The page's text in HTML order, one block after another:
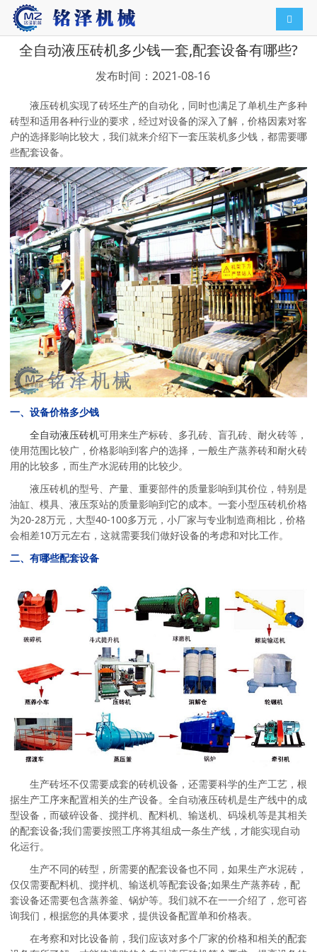
导航
全自动液压砖机多少钱一套,配套设备有哪些?
发布时间：2021-08-16
液压砖机实现了砖坯生产的自动化，同时也满足了单机生产多种
砖型和适用各种行业的要求，经过对设备的深入了解，价格因素对客
户的选择影响比较大，我们就来介绍下一套压装机多少钱，都需要哪
些配套设备。
一、设备价格多少钱
全自动液压砖机可用来生产标砖、多孔砖、盲孔砖、耐火砖等，
使用范围比较广，价格影响到客户的选择，一般生产蒸养砖和耐火砖
用的比较多，而生产水泥砖用的比较少。
液压砖机的型号、产量、重要部件的质量影响到其价位，特别是
油缸、模具、液压泵站的质量影响到它的成本。一套小型压砖机价格
为20-28万元，大型40-100多万元，小厂家与专业制造商相比，价格
会相差10万元左右，这就需要我们做好设备的考虑和对比工作。
二、有哪些配套设备
生产砖坯不仅需要成套的砖机设备，还需要科学的生产工艺，根
据生产工序来配置相关的生产设备。全自动液压砖机是生产线中的成
型设备，而破碎设备、搅拌机、配料机、输送机、码垛机等是其相关
的配套设备;我们需要按照工序将其组成一条生产线，才能实现自动
化运行。
生产不同的砖型，所需要的配套设备也不同，如果生产水泥砖，
仅仅需要配料机、搅拌机、输送机等配套设备;如果生产蒸养砖，配
套设备还需要包含蒸养釜、锅炉等。我们就不在一一介绍了，您可咨
询我们，根据您的具体要求，提供设备配置单和价格表。
在考察和对比设备前，我们应该对多个厂家的价格和相关的配套